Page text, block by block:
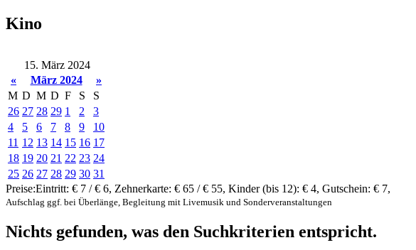
Kino
15. März 2024
«
März 2024
»
M D M D F S
S
26 27 28 29 1 2
3
4
5 6 7 8 9
10
11 12 13 14 15 16 17
18 19 20 21 22 23 24
25 26 27 28 29 30 31
Preise:Eintritt: € 7 / € 6, Zehnerkarte: € 65 / € 55, Kinder (bis 12): € 4, Gutschein: € 7,
Aufschlag ggf. bei Überlänge, Begleitung mit Livemusik und Sonderveranstaltungen
Nichts gefunden, was den Suchkriterien entspricht.